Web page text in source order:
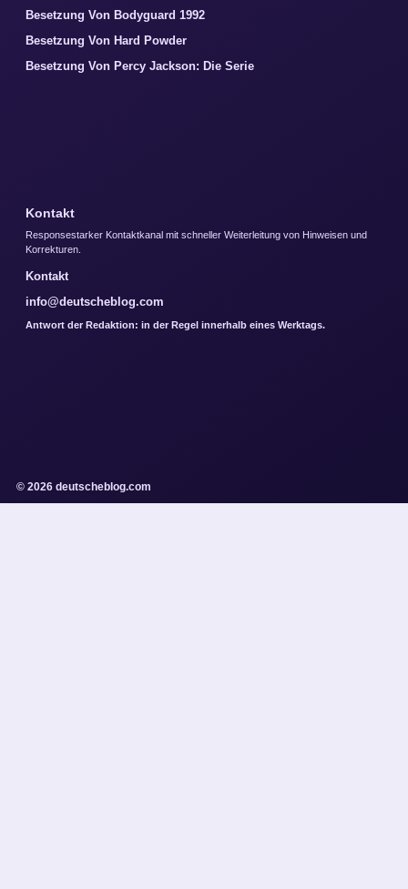
Besetzung Von Bodyguard 1992
Besetzung Von Hard Powder
Besetzung Von Percy Jackson: Die Serie
Kontakt
Responsestarker Kontaktkanal mit schneller Weiterleitung von Hinweisen und
Korrekturen.
Kontakt
info@deutscheblog.com
Antwort der Redaktion: in der Regel innerhalb eines Werktags.
© 2026 deutscheblog.com